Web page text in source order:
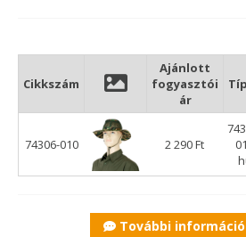
Cikkszám
Ajánlott
fogyasztói
ár
74306-010 2 290 Ft
További